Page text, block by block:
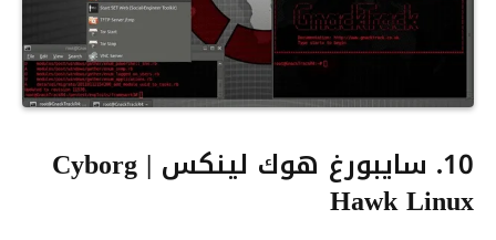
10. سايبورغ هوك لينكس | Cyborg
Hawk Linux